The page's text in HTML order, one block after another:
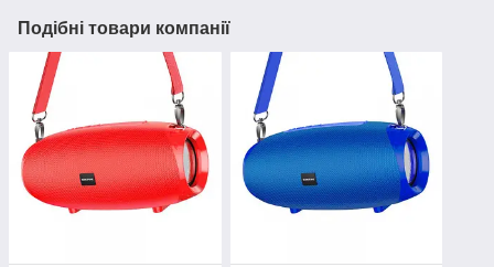
Подібні товари компанії